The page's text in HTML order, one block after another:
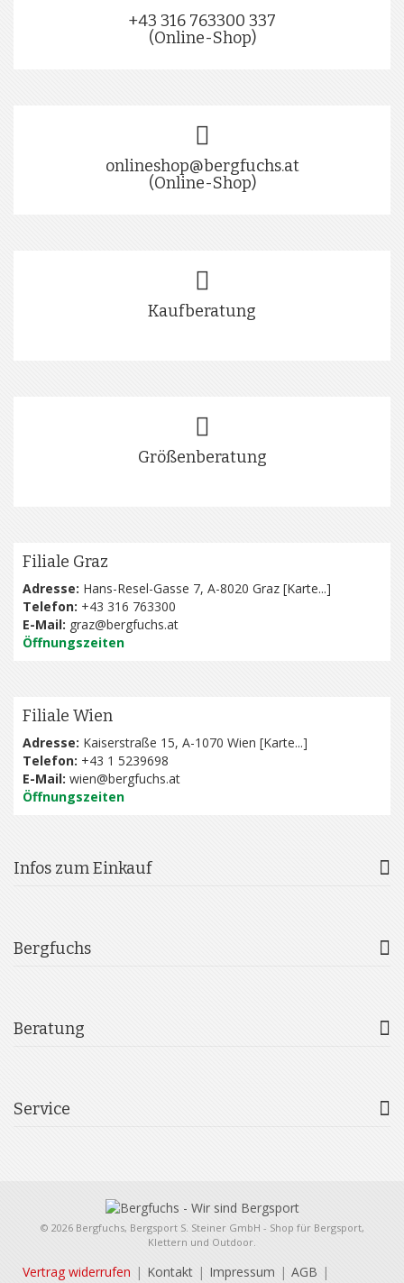
+43 316 763300 337
(Online-Shop)
onlineshop@bergfuchs.at
(Online-Shop)
Kaufberatung
Größenberatung
Filiale Graz
Adresse: Hans-Resel-Gasse 7, A-8020 Graz [Karte...]
Telefon: +43 316 763300
E-Mail: graz@bergfuchs.at
Öffnungszeiten
Filiale Wien
Adresse: Kaiserstraße 15, A-1070 Wien [Karte...]
Telefon: +43 1 5239698
E-Mail: wien@bergfuchs.at
Öffnungszeiten
Infos zum Einkauf
Bergfuchs
Beratung
Service
© 2026 Bergfuchs, Bergsport S. Steiner GmbH - Shop für Bergsport,
Klettern und Outdoor.
Vertrag widerrufen Kontakt Impressum
AGB